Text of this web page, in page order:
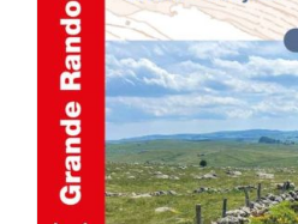
AJOUTER AU PANIER